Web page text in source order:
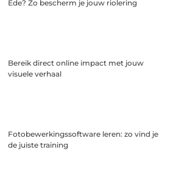
Ede? Zo bescherm je jouw riolering
Bereik direct online impact met jouw
visuele verhaal
Fotobewerkingssoftware leren: zo vind je
de juiste training